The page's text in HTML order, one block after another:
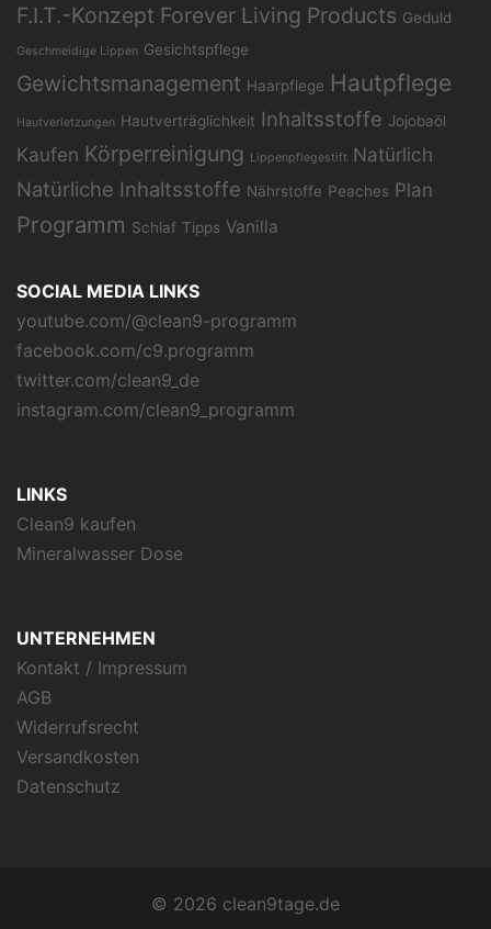
F.I.T.-Konzept Forever Living Products Geduld
Geschmeidige Lippen Gesichtspflege
Gewichtsmanagement Haarpflege Hautpflege
Hautverletzungen Hautverträglichkeit Inhaltsstoffe Jojobaöl
Kaufen Körperreinigung Lippenpflegestift Natürlich
Natürliche Inhaltsstoffe Nährstoffe Peaches Plan
Programm Schlaf Tipps Vanilla
SOCIAL MEDIA LINKS
youtube.com/@clean9-programm
facebook.com/c9.programm
twitter.com/clean9_de
instagram.com/clean9_programm
LINKS
Clean9 kaufen
Mineralwasser Dose
UNTERNEHMEN
Kontakt / Impressum
AGB
Widerrufsrecht
Versandkosten
Datenschutz
© 2026 clean9tage.de